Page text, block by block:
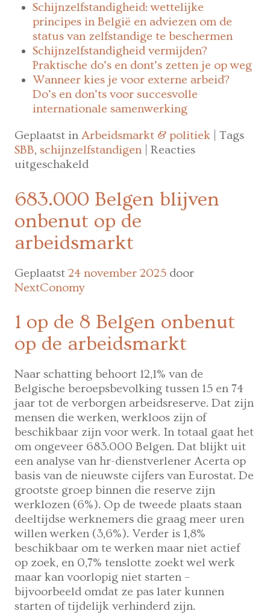
Schijnzelfstandigheid: wettelijke
principes in België en adviezen om de
status van zelfstandige te beschermen
Schijnzelfstandigheid vermijden?
Praktische do’s en dont’s zetten je op weg
Wanneer kies je voor externe arbeid?
Do’s en don’ts voor succesvolle
internationale samenwerking
Geplaatst in Arbeidsmarkt & politiek
Tags
SBB,schijnzelfstandigen
Reacties
uitgeschakeld
vermijd
je
met
schijnzelfstandigen
te
werken?
683.000 Belgen blijven
onbenut op de
arbeidsmarkt
Geplaatst 24 november 2025 door
NextConomy
1 op de 8 Belgen onbenut
op de arbeidsmarkt
Naar schatting behoort 12,1% van de
Belgische beroepsbevolking tussen 15 en 74
jaar tot de verborgen arbeidsreserve. Dat zijn
mensen die werken, werkloos zijn of
beschikbaar zijn voor werk. In totaal gaat het
om ongeveer 683.000 Belgen. Dat blijkt uit
een analyse van hr-dienstverlener Acerta op
basis van de nieuwste cijfers van Eurostat. De
grootste groep binnen die reserve zijn
werklozen (6%). Op de tweede plaats staan
deeltijdse werknemers die graag meer uren
willen werken (3,6%). Verder is 1,8%
beschikbaar om te werken maar niet actief
op zoek, en 0,7% tenslotte zoekt wel werk
maar kan voorlopig niet starten –
bijvoorbeeld omdat ze pas later kunnen
starten of tijdelijk verhinderd zijn.